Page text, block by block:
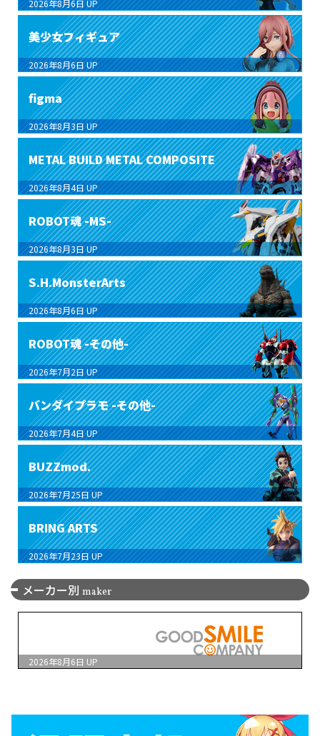
2026年8月6日 UP
美少女フィギュア
2026年8月6日 UP
figma
2026年8月3日 UP
METAL BUILD METAL COMPOSITE
2026年8月4日 UP
ROBOT魂 -MS-
2026年8月3日 UP
S.H.MonsterArts
2026年8月6日 UP
ROBOT魂 -その他-
2026年7月2日 UP
バンダイプラモ -その他-
2026年7月4日 UP
BUZZmod.
2026年7月25日 UP
BRING ARTS
2026年7月23日 UP
メーカー別 maker
2026年8月6日 UP